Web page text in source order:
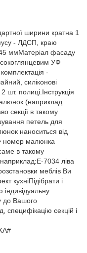
ширини кратна 1
- ЛДСП, краю
ммМатеріал фасаду
УФ
-
силіконові
полиці.Інструкція
(наприклад
секції в такому
петель для
наноситься від
номер малюнка
в такому
7034 ліва
меблів Ви
кухніПідібрати і
індивідуальну
до Вашого
специфікацію секцій і